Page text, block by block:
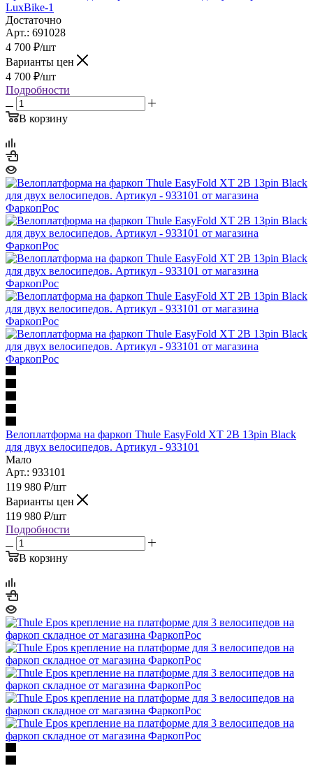
LuxBike-1
Достаточно
Арт.: 691028
4 700 ₽/шт
Варианты цен
4 700 ₽/шт
Подробности
В корзину
Велоплатформа на фаркоп Thule EasyFold XT 2B 13pin Black
для двух велосипедов. Артикул - 933101
Мало
Арт.: 933101
119 980 ₽/шт
Варианты цен
119 980 ₽/шт
Подробности
В корзину